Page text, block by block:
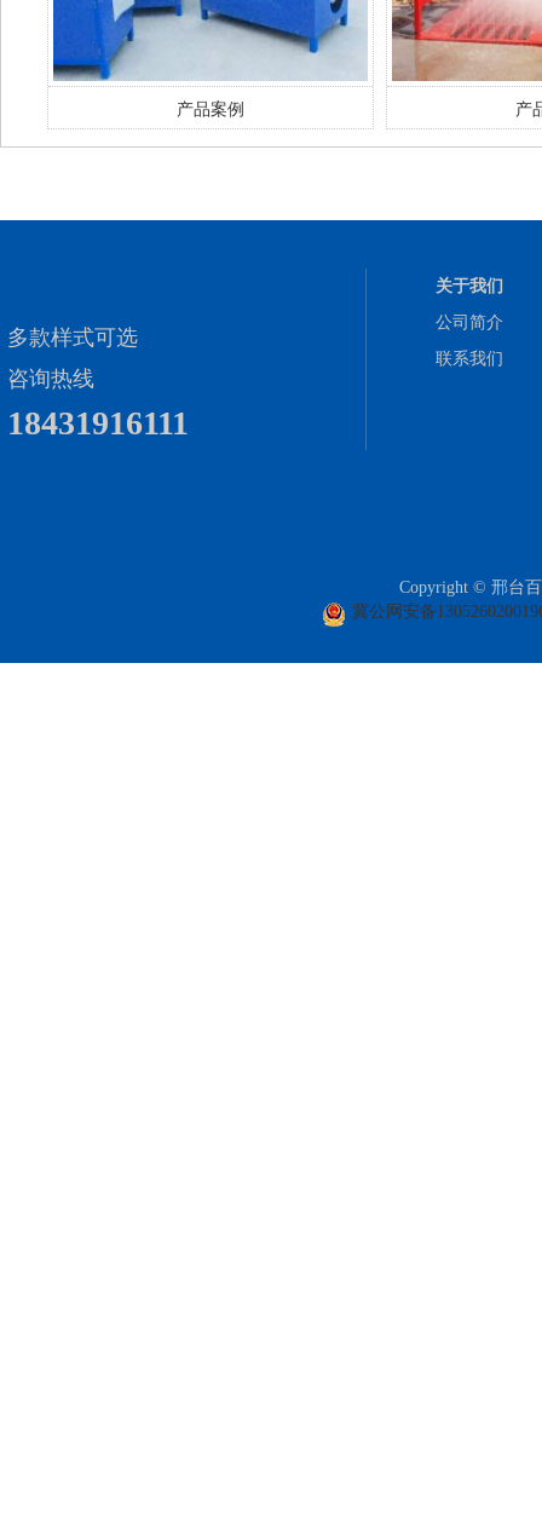
产品案例 产
多款样式可选
咨询热线
18431916111
关于我们
公司简介
联系我们
Copyright © 邢台
冀公网安备